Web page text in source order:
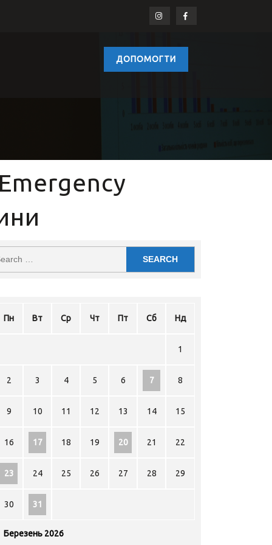
ДОПОМОГТИ
Березень 2026
Пн Вт Ср Чт Пт Сб Нд
1
2 3 4 5 6 7 8
9 10 11 12 13 14 15
16 17 18 19 20 21 22
23 24 25 26 27 28 29
30 31